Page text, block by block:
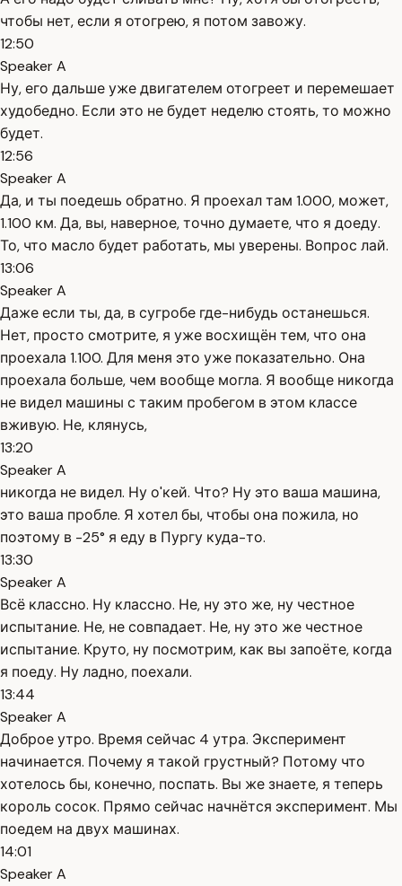
чтобы нет, если я отогрею, я потом завожу.
12:50
Speaker A
Ну, его дальше уже двигателем отогреет и перемешает
худобедно. Если это не будет неделю стоять, то можно
будет.
12:56
Speaker A
Да, и ты поедешь обратно. Я проехал там 1.000, может,
1.100 км. Да, вы, наверное, точно думаете, что я доеду.
То, что масло будет работать, мы уверены. Вопрос лай.
13:06
Speaker A
Даже если ты, да, в сугробе где-нибудь останешься.
Нет, просто смотрите, я уже восхищён тем, что она
проехала 1.100. Для меня это уже показательно. Она
проехала больше, чем вообще могла. Я вообще никогда
не видел машины с таким пробегом в этом классе
вживую. Не, клянусь,
13:20
Speaker A
никогда не видел. Ну о'кей. Что? Ну это ваша машина,
это ваша пробле. Я хотел бы, чтобы она пожила, но
поэтому в -25° я еду в Пургу куда-то.
13:30
Speaker A
Всё классно. Ну классно. Не, ну это же, ну честное
испытание. Не, не совпадает. Не, ну это же честное
испытание. Круто, ну посмотрим, как вы запоёте, когда
я поеду. Ну ладно, поехали.
13:44
Speaker A
Доброе утро. Время сейчас 4 утра. Эксперимент
начинается. Почему я такой грустный? Потому что
хотелось бы, конечно, поспать. Вы же знаете, я теперь
король сосок. Прямо сейчас начнётся эксперимент. Мы
поедем на двух машинах.
14:01
Speaker A